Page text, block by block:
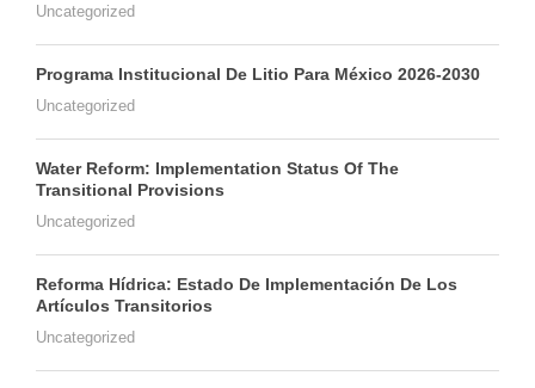
Uncategorized
Programa Institucional De Litio Para México 2026-2030
Uncategorized
Water Reform: Implementation Status Of The
Transitional Provisions
Uncategorized
Reforma Hídrica: Estado De Implementación De Los
Artículos Transitorios
Uncategorized